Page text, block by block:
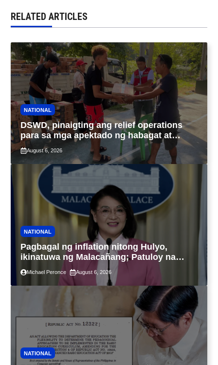
RELATED ARTICLES
NATIONAL
DSWD, pinaigting ang relief operations
para sa mga apektado ng habagat at
Bagyong Luis, Maymay
August 6, 2026
NATIONAL
Pagbagal ng inflation nitong Hulyo,
ikinatuwa ng Malacañang; Patuloy na
nakatutok sa banta sa seguridad sa
pagkain, enerhiya
Michael Peronce August 6, 2026
NATIONAL